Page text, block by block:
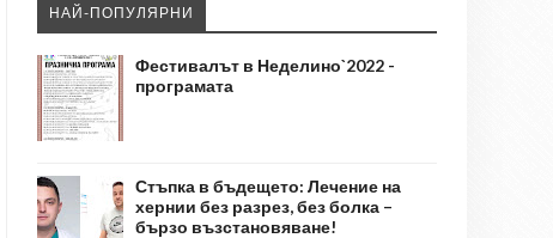
НАЙ-ПОПУЛЯРНИ
Фестивалът в Неделино`2022 -
програмата
Стъпка в бъдещето: Лечение на
хернии без разрез, без болка –
бързо възстановяване!